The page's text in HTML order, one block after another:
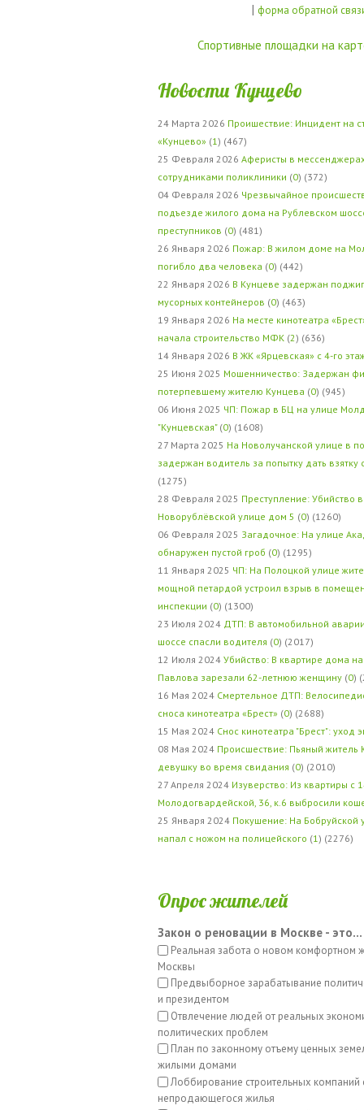
| форма обратной
Спортивные площадки на
Новости Кунцево
24 Марта 2026 Проишествие: Инцидент на
«Кунцево» (1 ) (467)
25 Февраля 2026 Аферисты в
сотрудниками поликлиники (0) (372)
04 Февраля 2026 Чрезвычайное
подъезде жилого дома на Рублевском
преступников (0) (481)
26 Января 2026 Пожар: В жилом доме на
погибло два человека (0) (442)
22 Января 2026 В Кунцеве задержан
мусорных контейнеров (0) (463)
19 Января 2026 На месте кинотеатра
начала строительство МФК (2) (636)
14 Января 2026 В ЖК «Ярцевская» с 4-го
25 Июня 2025 Мошенничество: Задержан
потерпевшему жителю Кунцева (0) (945)
06 Июня 2025 ЧП: Пожар в БЦ на улице
"Кунцевская" (0) (1608)
27 Марта 2025 На Новолучанской улице в
задержан водитель за попытку дать
(1275)
28 Февраля 2025 Преступление: Убийство
Новорублёвской улице дом 5 (0) (1260)
06 Февраля 2025 Загадочное: На улице
обнаружен пустой гроб (0) (1295)
11 Января 2025 ЧП: На Полоцкой улице
мощной петардой устроил взрыв в
инспекции (0) (1300)
23 Июля 2024 ДТП: В автомобильной
шоссе спасли водителя (0) (2017)
12 Июля 2024 Убийство: В квартире дома
Павлова зарезали 62-летнюю женщину (0)
16 Мая 2024 Смертельное ДТП:
сноса кинотеатра «Брест» (0) (2688)
15 Мая 2024 Снос кинотеатра "Брест": уход
08 Мая 2024 Происшествие: Пьяный житель
девушку во время свидания (0) (2010)
27 Апреля 2024 Изуверство: Из квартиры с
Молодогвардейской, 36, к.6 выбросили
25 Января 2024 Покушение: На Бобруйской
напал с ножом на полицейского (1 ) (2276)
Опрос жителей
Закон о реновации в Москве - это...
Реальная забота о новом комфортном
Москвы
Предвыборное зарабатывание
и президентом
Отвлечение людей от реальных
политических проблем
План по законному отъему ценных
жилыми домами
Лоббирование строительных компаний
непродающегося жилья